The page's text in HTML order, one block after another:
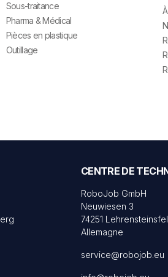
Sous-traitance
Pharma & Médical
Pièces en plastique
Outillage
CENTRE DE
RoboJob GmbH
Neuwiesen 3
74251
Allemagne
service@robojob.eu